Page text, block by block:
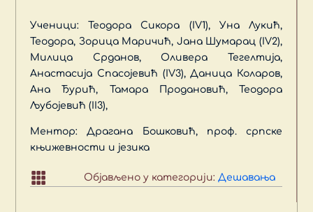
Ученици: Теодора Сикора (IV1), Уна Лукић,
Теодора, Зорица Маричић, Јана Шумарац (IV2),
Милица Срданов, Оливера Тегелтија,
Анастасија Спасојевић (IV3), Даница Коларов,
Ана Ђурић, Тамара Продановић, Теодора
Љубојевић (II3),
Ментор: Драгана Бошковић, проф. српске
књижевности и језика
 Објављено у категорији: Дешавања